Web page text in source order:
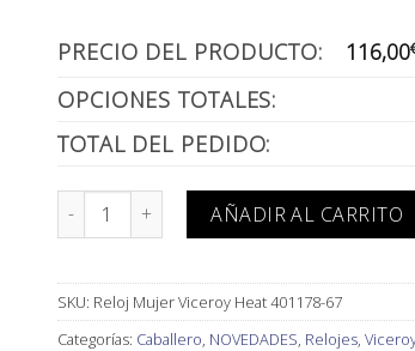
PRECIO DEL PRODUCTO: 116,00
OPCIONES TOTALES:
TOTAL DEL PEDIDO:
Reloj Mujer Viceroy Heat 401178-67 cantidad
AÑADIR AL CARRITO
SKU: Reloj Mujer Viceroy Heat 401178-67
Categorías: Caballero NOVEDADES Relojes